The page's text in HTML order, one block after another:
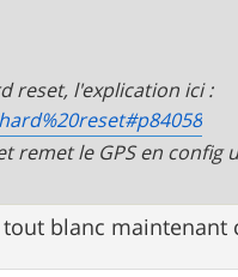
reset, l'explication ici :
remet le GPS en config
blanc maintenant